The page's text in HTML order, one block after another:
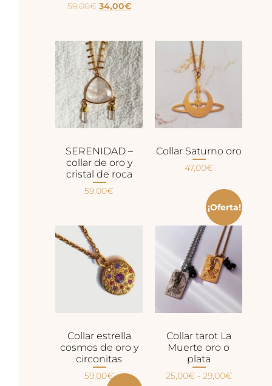
59,00€ 34,00€
SERENIDAD –
collar de oro y
cristal de roca
59,00€
Collar Saturno oro
47,00€
Collar estrella
cosmos de oro y
circonitas
59,00€
¡Oferta!
Collar tarot La
Muerte oro o
plata
25,00€ - 29,00€